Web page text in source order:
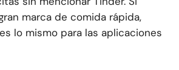
marca de comida rápida,
lo mismo para las aplicaciones